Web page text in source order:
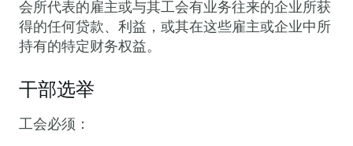
会所代表的雇主或与其工会有业务往来的企业所获
得的任何贷款、利益，或其在这些雇主或企业中所
持有的特定财务权益。
干部选举
工会必须：